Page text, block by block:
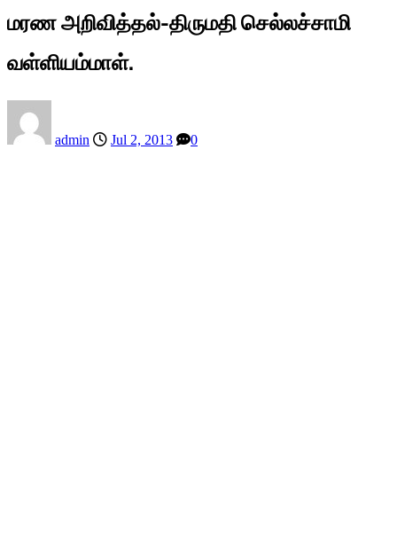
மரண அறிவித்தல்-திருமதி செல்லச்சாமி
வள்ளியம்மாள்.
admin Jul 2, 2013 0